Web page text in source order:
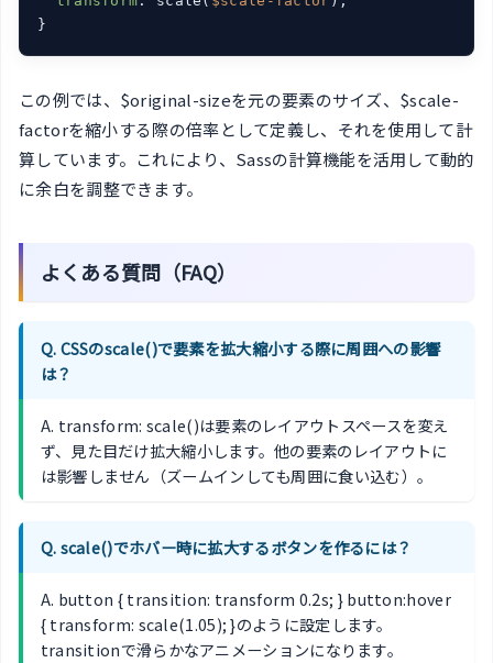
}
この例では、$original-sizeを元の要素のサイズ、$scale-
factorを縮小する際の倍率として定義し、それを使用して計
算しています。これにより、Sassの計算機能を活用して動的
に余白を調整できます。
よくある質問（FAQ）
Q. CSSのscale()で要素を拡大縮小する際に周囲への影響
は？
A. transform: scale()は要素のレイアウトスペースを変え
ず、見た目だけ拡大縮小します。他の要素のレイアウトに
は影響しません（ズームインしても周囲に食い込む）。
Q. scale()でホバー時に拡大するボタンを作るには？
A. button { transition: transform 0.2s; } button:hover
{ transform: scale(1.05); }のように設定します。
transitionで滑らかなアニメーションになります。